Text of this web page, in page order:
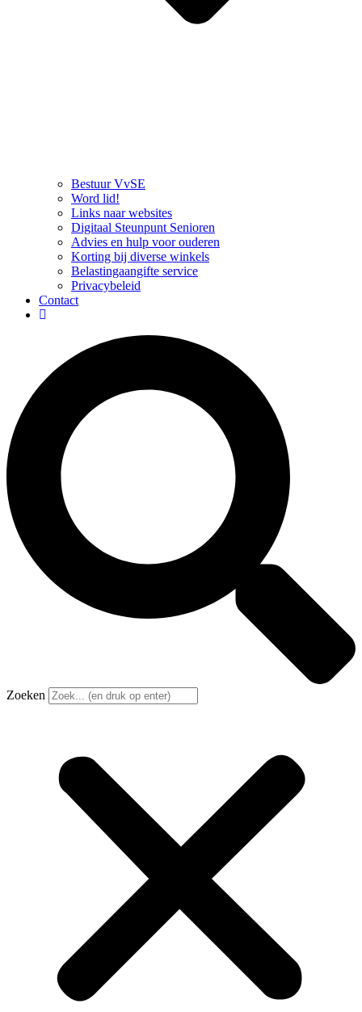
Bestuur VvSE
Word lid!
Links naar websites
Digitaal Steunpunt Senioren
Advies en hulp voor ouderen
Korting bij diverse winkels
Belastingaangifte service
Privacybeleid
Contact
Zoeken